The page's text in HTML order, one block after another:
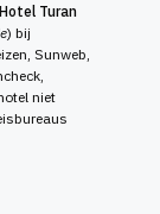
Hotel Turan
) bij
Sunweb,
niet